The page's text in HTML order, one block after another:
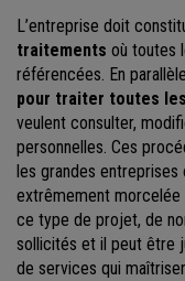
L’entreprise doit
traitements où toutes
référencées. En
pour traiter toutes
veulent consulter,
personnelles. Ces
les grandes entreprises
extrêmement morcelée
ce type de projet, de
sollicités et il peut être
de services qui